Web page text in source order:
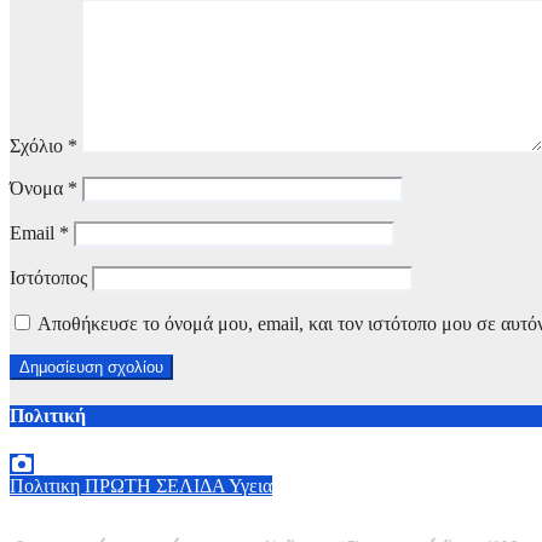
Σχόλιο *
Όνομα *
Email *
Ιστότοπος
Αποθήκευσε το όνομά μου, email, και τον ιστότοπο μου σε
Πολιτική
Πολιτικη ΠΡΩΤΗ ΣΕΛΙΔΑ Υγεια